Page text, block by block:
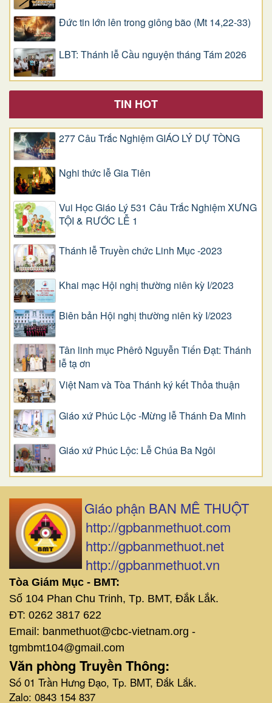
Đức tin lớn lên trong giông bão (Mt 14,22-33)
LBT: Thánh lễ Cầu nguyện tháng Tám 2026
TIN HOT
277 Câu Trắc Nghiệm GIÁO LÝ DỰ TÒNG
Nghi thức lễ Gia Tiên
Vui Học Giáo Lý 531 Câu Trắc Nghiệm XƯNG
TỘI & RƯỚC LỄ 1
Thánh lễ Truyền chức Linh Mục -2023
Khai mạc Hội nghị thường niên kỳ I/2023
Biên bản Hội nghị thường niên kỳ I/2023
Tân linh mục Phêrô Nguyễn Tiến Đạt: Thánh
lễ tạ ơn
Việt Nam và Tòa Thánh ký kết Thỏa thuận
Giáo xứ Phúc Lộc -Mừng lễ Thánh Đa Minh
Giáo xứ Phúc Lộc: Lễ Chúa Ba Ngôi
Giáo phận BAN MÊ THUỘT
http://gpbanmethuot.com
http://gpbanmethuot.net
http://gpbanmethuot.vn
Tòa Giám Mục - BMT:
Số 104 Phan Chu Trinh, Tp. BMT, Đắk Lắk.
ĐT: 0262 3817 622
Email: banmethuot@cbc-vietnam.org -
tgmbmt104@gmail.com
Văn phòng Truyền Thông:
Số 01 Trần Hưng Đạo, Tp. BMT, Đắk Lắk.
Zalo: 0843 154 837